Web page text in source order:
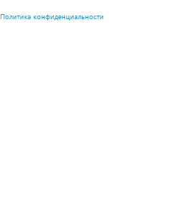
Политика конфиденциальности